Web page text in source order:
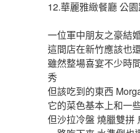
12.華麗雅緻餐廳 公
一位軍中朋友之豪結
這間店在新竹應該也
雖然整場喜宴不少時
秀
但該吃到的東西
它的菜色基本上和一
但沙拉冷盤 燒臘雙拼